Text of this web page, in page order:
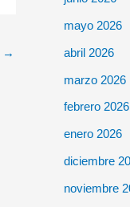
→
mayo 2026
abril 2026
marzo 2026
febrero 2026
enero 2026
diciembre
noviembre